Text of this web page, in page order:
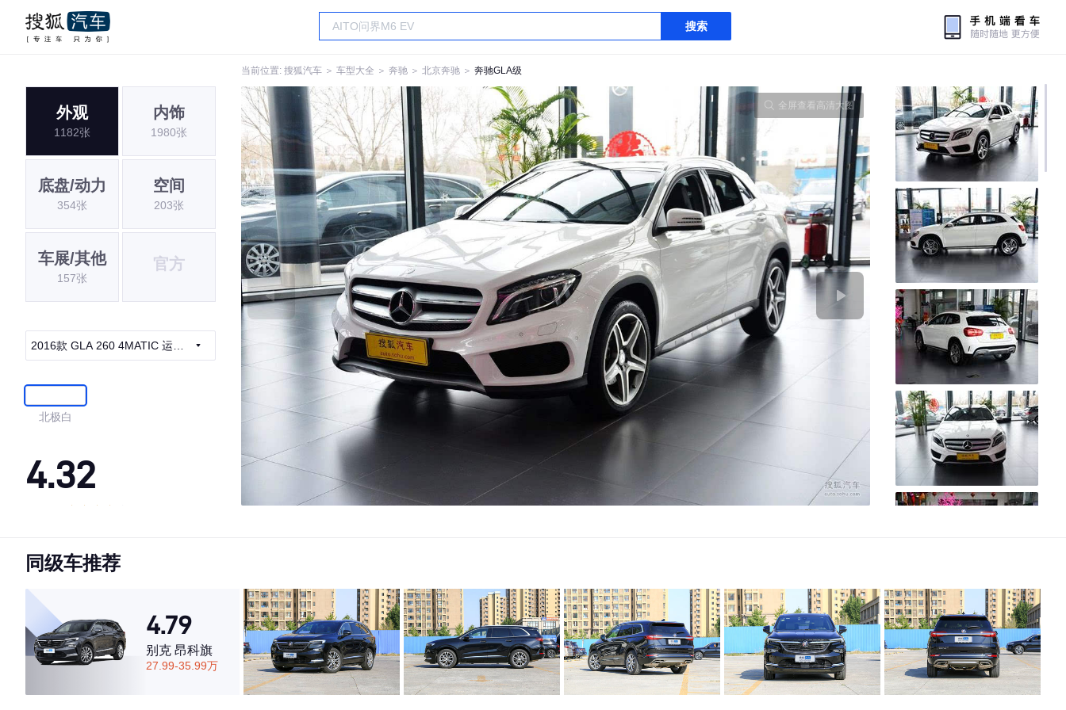
搜索
当前位置: 搜狐汽车 ＞ 车型大全 ＞ 奔驰 ＞ 北京奔驰 ＞ 奔驰GLA级
外观
1182张
内饰
1980张
底盘/动力
354张
空间
203张
车展/其他
157张
官方
2016款 GLA 260 4MATIC 运动
北极白
4.32
·内饰表现较为优秀，优于73%同级车
·空间表现一般，低于99%同级车
全屏查看高清大图
同级车推荐
4.79
别克 昂科旗
27.99-35.99万